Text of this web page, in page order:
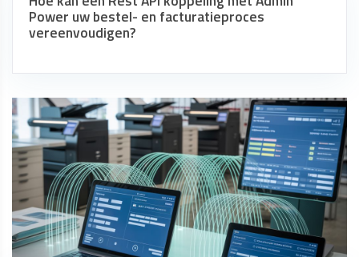
Power uw bestel- en facturatieproces
vereenvoudigen?